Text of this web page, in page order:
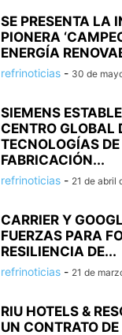
SE PRESENTA LA
PIONERA
ENERGÍA
refrinoticias - 30 de
SIEMENS
CENTRO GLOBAL
TECNOLOGÍAS DE
FABRICACIÓN...
refrinoticias - 21 de abril
CARRIER Y
FUERZAS PARA
RESILIENCIA DE...
refrinoticias - 21 de
RIU HOTELS &
UN CONTRATO